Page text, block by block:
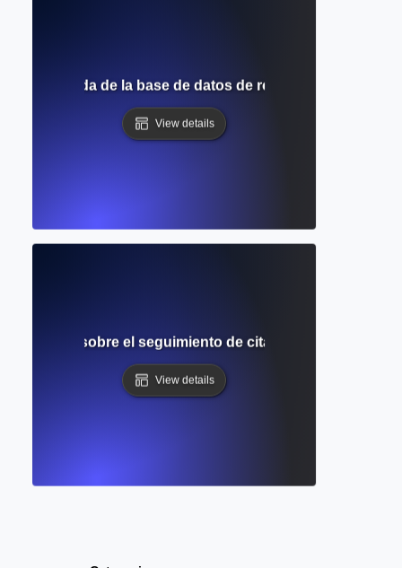
detallada de la base de datos de resúmenes y citas
View details
completa sobre el seguimiento de citas y el
View details